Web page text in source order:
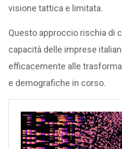
visione tattica e limitata.
Questo approccio rischia di
capacità delle imprese
efficacemente alle
e demografiche in corso.